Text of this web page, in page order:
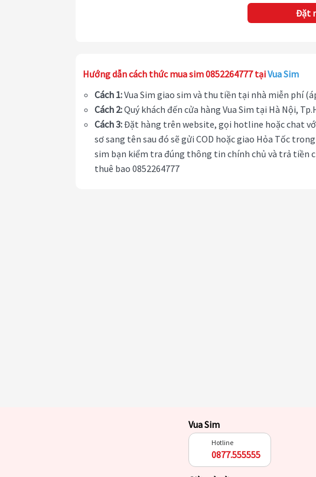
Đặt
Hướng dẫn cách thức mua sim 0852264777 tạiVua Sim
Cách 1:Vua Sim giao sim và thu tiền tại nhà miễn phí
Cách 2:Quý khách đến cửa hàng Vua Sim tại Hà Nội,
Cách 3:Đặt hàng trên website, gọi hotline hoặc chat
sơ sang tên sau đó sẽ gửi COD hoặc giao Hỏa Tốc
sim bạn kiểm tra đúng thông tin chính chủ và trả tiền
thuê bao 0852264777
Vua Sim
Hotline
0877.555555